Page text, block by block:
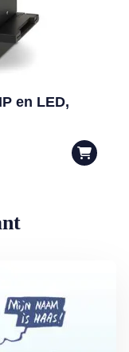
en LED,
spelling!